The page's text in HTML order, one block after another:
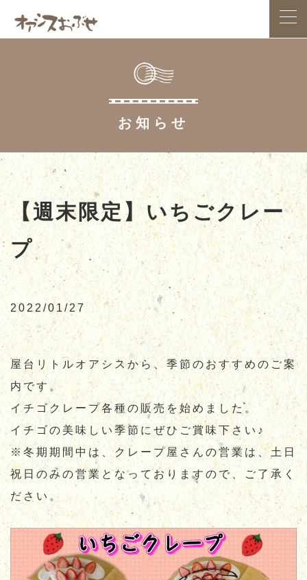
HOME
アクセス案内 お食事処 お土産処
スイーツ 小布施総合公園 農産物直売所
お知らせ お問合せ 通販サイト
お知らせ
【週末限定】いちごクレー
プ
2022/01/27
屋台リトルオアシスから、季節のおすすめのご案
内です。
イチゴクレープ各種の販売を始めました。
イチゴの美味しい季節にぜひご賞味下さい♪
※冬期期間中は、クレープ屋さんの営業は、土日
祝日のみの営業となっておりますので、ご了承く
ださい。